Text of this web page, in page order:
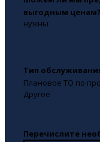
выгодным ценам?
нужны
Тип
Плановое ТО по
Другое
Перечислите